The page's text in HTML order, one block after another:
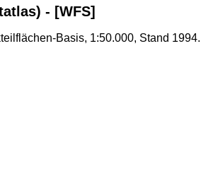
- [WFS]
Basis, 1:50.000, Stand 1994.